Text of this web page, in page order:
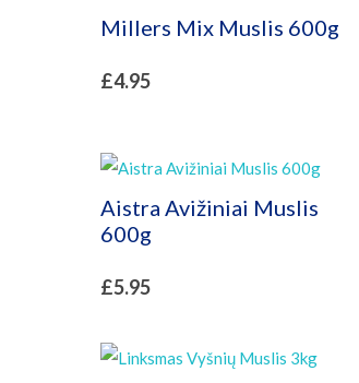
Millers Mix Muslis 600g
£4.95
Aistra Avižiniai Muslis
600g
£5.95